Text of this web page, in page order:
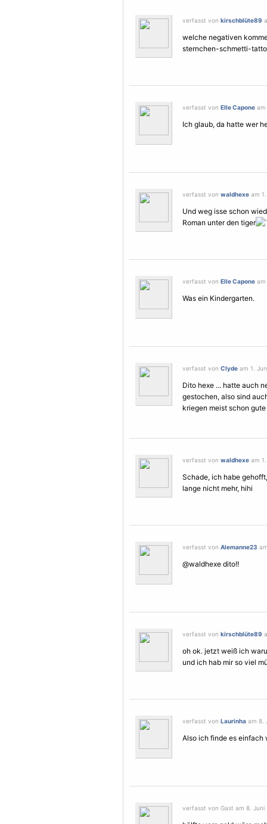
verfasst von kirschblüte89
welche negativen
sternchen-schmetti-
verfasst von Elle Capone am
Ich glaub, da hatte wer
verfasst von waldhexe am
Und weg isse schon
Roman unter den tiger
verfasst von Elle Capone am
Was ein Kindergarten.
verfasst von Clyde am 1.
Dito hexe ... hatte auch
gestochen, also sind
kriegen meist schon
verfasst von waldhexe am
Schade, ich habe
lange nicht mehr, hihi
verfasst von Alemanne23
@waldhexe dito!!
verfasst von kirschblüte89
oh ok. jetzt weiß ich
und ich hab mir so viel
verfasst von Laurinha am 8.
Also ich finde es
verfasst von Gast am 8. Juni